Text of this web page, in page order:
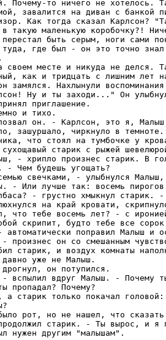
Почему-то ничего не хотелось.
завалится на диван с банкой
Как тогда сказал Карлсон?
в такую маленькую коробочку?!
быть серым, ноги сами
туда, где был - он это точно
своем месте и никуда не делся.
как и тридцать с лишним лет
замялся. Нахлынули
Ну и ты заходи..." Он
приглашение.
и тихо.
он. - Карлсон, это я,
зашуршало, чиркнуло в
что стоял на тумбочке у
старик с рыжей
- хрипло произнес старик. В
- Чем будешь угощать?
свечками, - улыбнулся
- Или лучше так: восемь
- грустно хмыкнул старик.
на край кровати,
что тебе восемь лет? - с
скрипит, будто тебе все
автоматически поправил Малыш и
произнес он со смешанным
старик, и воздух комнаты
уже не Малыш.
он потупился.
вспылил вдруг Малыш. - Почему
пропадал? Почему?
а старик только покачал головой:
рот, но не нашел, что
старик. - Ты вырос, и я
нужен другим "малышам".